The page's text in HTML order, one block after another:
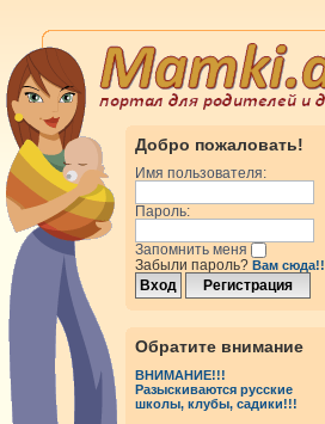
Добро пожаловать!
Имя пользователя:
Пароль:
Запомнить меня
Забыли пароль? Вам сюда!!
Обратите внимание
ВНИМАНИЕ!!!
Разыскиваются русские
школы, клубы, садики!!!